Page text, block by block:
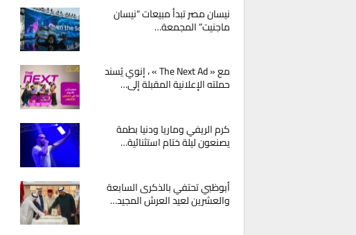
نيسان مصر تبدأ مبيعات “نيسان
ماجنيت” المجمعة…
مع « The Next Ad » ، إنوي يُسند
حملته الإعلانية المقبلة إلى…
كرم الريفي وماريا ودنيا بطمة
يصنعون ليلة ختام استثنائية…
أبوظبي تحتفي بالذكرى السابعة
والعشرين لعيد العرش المجيد…